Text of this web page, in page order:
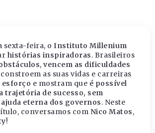
sexta-feira, o Instituto Millenium
histórias inspiradoras. Brasileiros
, vencem as dificuldades
as suas vidas e carreiras
e mostram que é possível
trajetória de sucesso, sem
eterna dos governos. Neste
conversamos com Nico Matos,
!